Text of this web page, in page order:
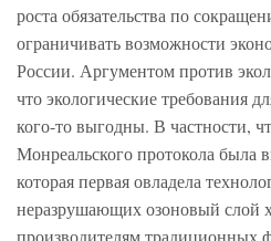
роста обязательства по
ограничивать возможности
России. Аргументом против
что экологические требования
кого-то выгодны. В частности,
Монреальского протокола была
которая первая овладела
неразрушающих озоновый слой
производителям традиционных